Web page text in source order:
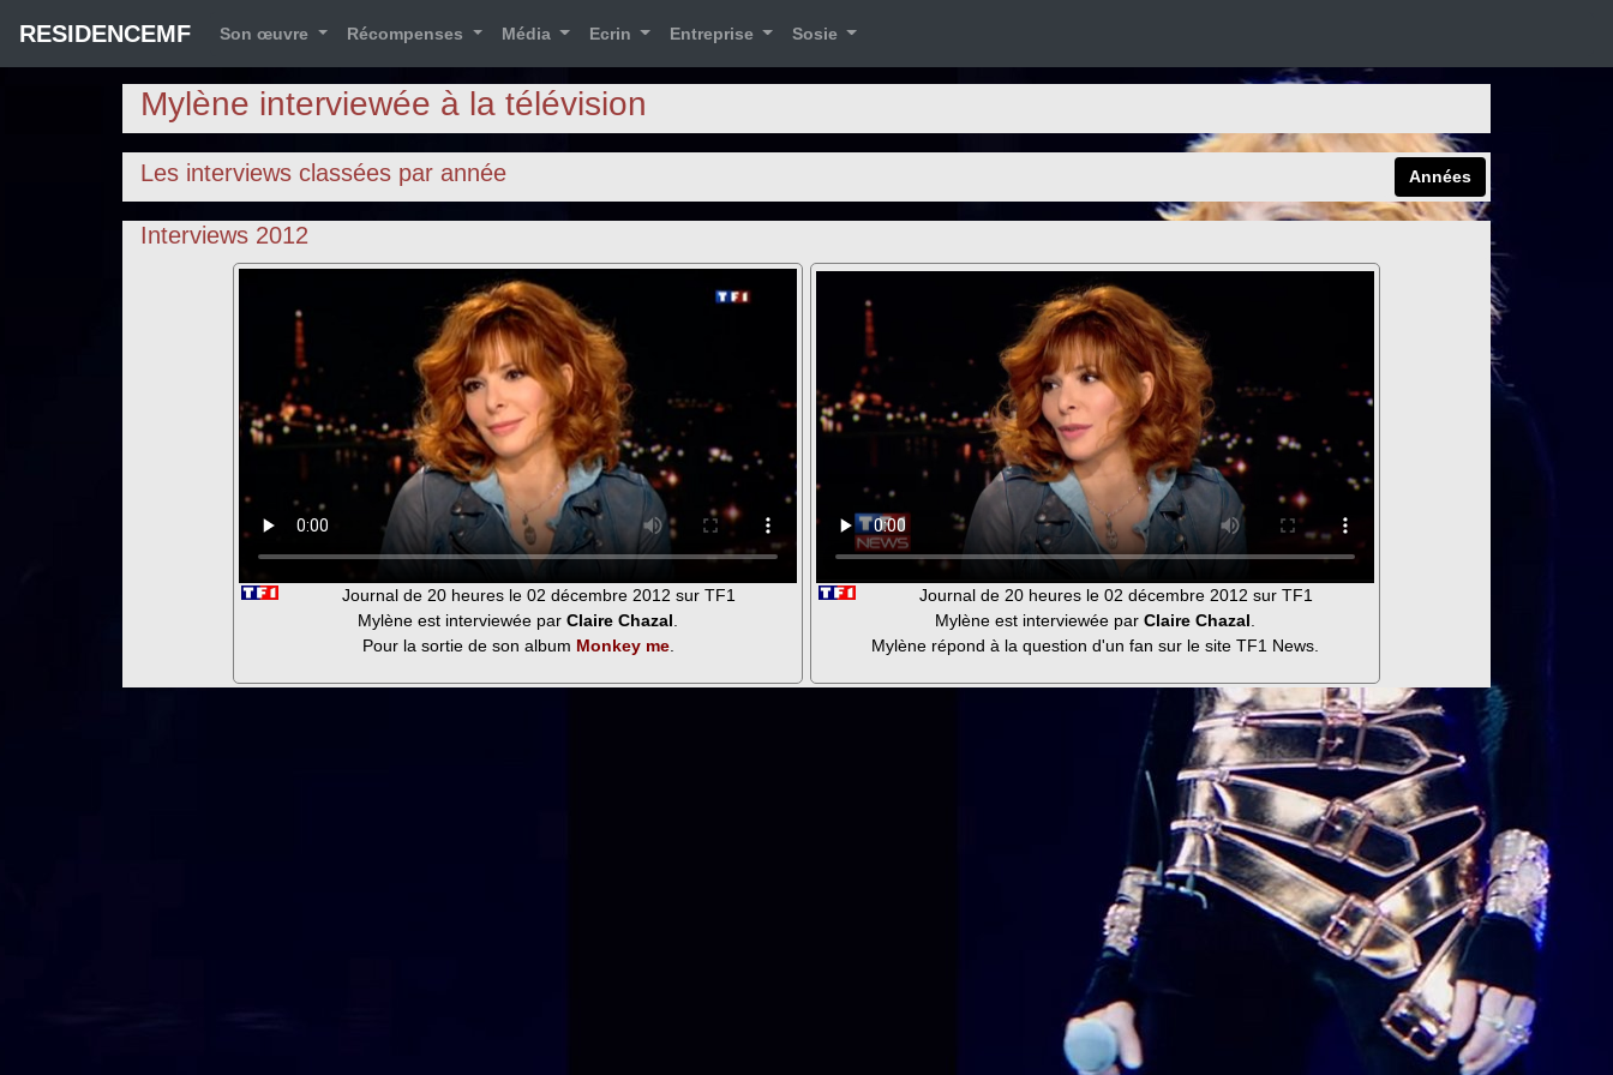
RESIDENCEMF Son œuvre Récompenses Média Ecrin Entreprise Sosie
Mylène interviewée à la télévision
Les interviews classées par année Années
Interviews 2012
Journal de 20 heures le 02 décembre 2012 sur TF1
Mylène est interviewée par Claire Chazal
Pour la sortie de son album Monkey me.
Journal de 20 heures le 02 décembre 2012 sur TF1
Mylène est interviewée par Claire Chazal
Mylène répond à la question d'un fan sur le site TF1 News.